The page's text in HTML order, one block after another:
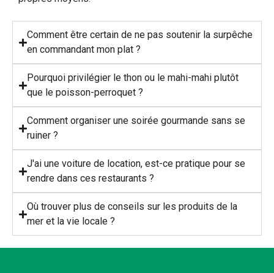
Comment être certain de ne pas soutenir la surpêche
en commandant mon plat ?
Pourquoi privilégier le thon ou le mahi-mahi plutôt
que le poisson-perroquet ?
Comment organiser une soirée gourmande sans se
ruiner ?
J'ai une voiture de location, est-ce pratique pour se
rendre dans ces restaurants ?
Où trouver plus de conseils sur les produits de la
mer et la vie locale ?